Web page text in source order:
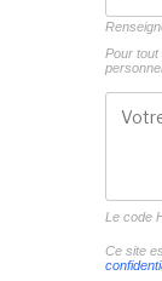
Pour tout
Le code
Ce site